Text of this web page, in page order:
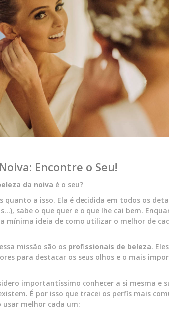
Encontre o Seu!
da noiva é o seu?
quanto a isso. Ela é decidida em todos os
sabe o que quer e o que lhe cai bem.
mínima ideia de como utilizar o melhor de
missão são os profissionais de beleza.
para destacar os seus olhos e o mais
importantíssimo conhecer a si mesma e
É por isso que tracei os perfis mais
usar melhor cada um: